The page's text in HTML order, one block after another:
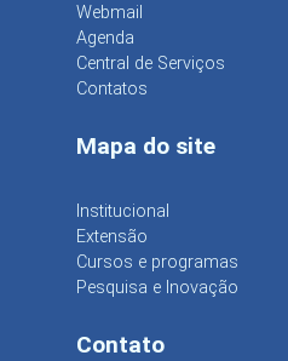
Webmail
Agenda
Central de Serviços
Contatos
Mapa do site
Institucional
Extensão
Cursos e programas
Pesquisa e Inovação
Contato